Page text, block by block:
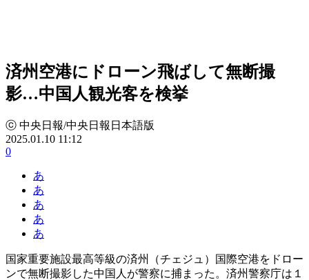
済州空港にドローン飛ばして無断撮
影…中国人観光客を検挙
ⓒ 中央日報/中央日報日本語版
2025.01.10 11:12
0
あ
あ
あ
あ
あ
国家重要施設最高等級の済州（チェジュ）国際空港をドロー
ンで無断撮影した中国人が警察に捕まった。済州警察庁は１